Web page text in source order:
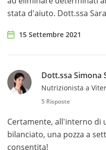
stata d'aiuto. Dott.ssa
15 Settembre 2021
Dott.ssa Simona
Nutrizionista a
5 Risposte
Certamente, all'interno di
bilanciato, una pozza a
consentita!